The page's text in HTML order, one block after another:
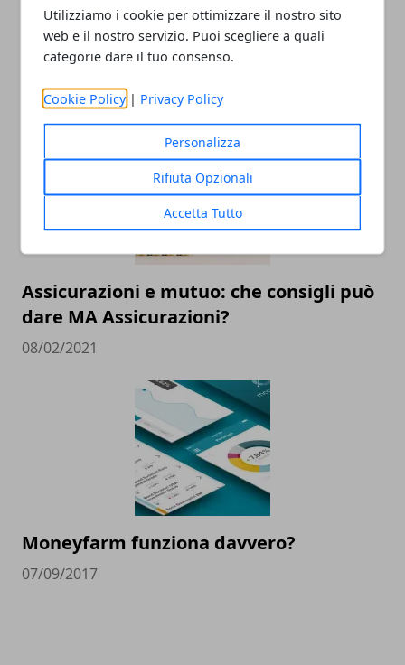
Utilizziamo i cookie per ottimizzare il nostro sito
web e il nostro servizio. Puoi scegliere a quali
categorie dare il tuo consenso.
Cookie Policy | Privacy Policy
Personalizza
Rifiuta Opzionali
Accetta Tutto
Che cos'è il CRIF e quali sono le
conseguenze?
02/04/2021
Assicurazioni e mutuo: che consigli può
dare MA Assicurazioni?
08/02/2021
Moneyfarm funziona davvero?
07/09/2017